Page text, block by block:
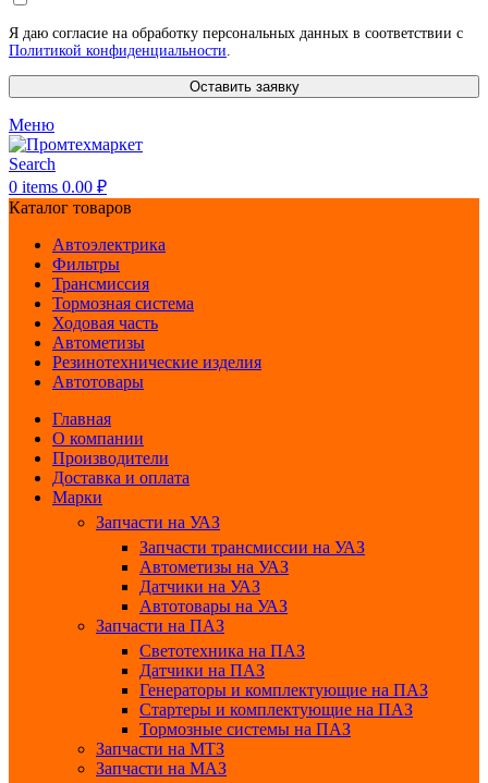
Я даю согласие на обработку персональных данных в соответствии с
Политикой конфиденциальности.
Оставить заявку
Меню
Search
0 items 0.00 ₽
Каталог товаров
Автоэлектрика
Фильтры
Трансмиссия
Тормозная система
Ходовая часть
Автометизы
Резинотехнические изделия
Автотовары
Главная
О компании
Производители
Доставка и оплата
Марки
Запчасти на УАЗ
Запчасти трансмиссии на УАЗ
Автометизы на УАЗ
Датчики на УАЗ
Автотовары на УАЗ
Запчасти на ПАЗ
Светотехника на ПАЗ
Датчики на ПАЗ
Генераторы и комплектующие на ПАЗ
Стартеры и комплектующие на ПАЗ
Тормозные системы на ПАЗ
Запчасти на МТЗ
Запчасти на МАЗ